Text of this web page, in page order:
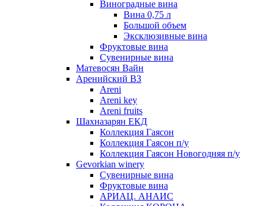
Виноградные вина
Вина 0,75 л
Большой объем
Эксклюзивные вина
Фруктовые вина
Cувенирные вина
Матевосян Вайн
Аренийский ВЗ
Areni
Areni key
Areni fruits
Шахназарян ЕКД
Коллекция Гаясон
Коллекция Гаясон п/у
Коллекция Гаясон Новогодняя п/у
Gevorkian winery
Сувенирные вина
Фруктовые вина
АРИАЦ. АНАИС